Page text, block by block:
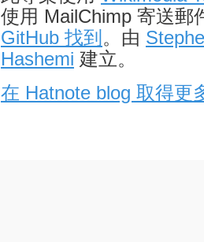
使用 MailChimp 寄送郵
GitHub 找到 。由
Hashemi 建立。
在 Hatnote blog 取得更